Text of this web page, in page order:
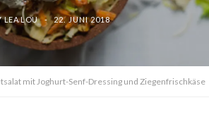
LEA LOU 22. JUNI 2018
mit Joghurt-Senf-Dressing und Ziegenfrischkäse